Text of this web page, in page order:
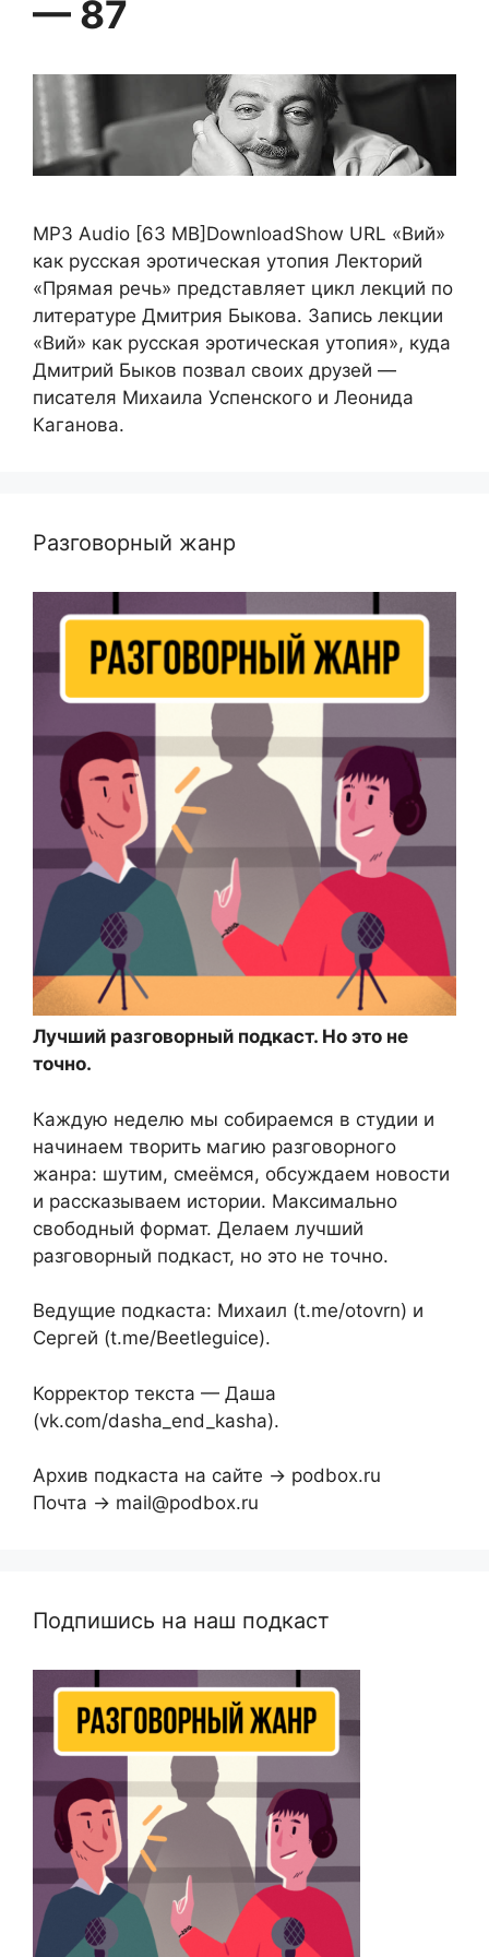
— 87
MP3 Audio [63 MB]DownloadShow URL «Вий»
как русская эротическая утопия Лекторий
«Прямая речь» представляет цикл лекций по
литературе Дмитрия Быкова. Запись лекции
«Вий» как русская эротическая утопия», куда
Дмитрий Быков позвал своих друзей —
писателя Михаила Успенского и Леонида
Каганова.
Разговорный жанр
Лучший разговорный подкаст. Но это не
точно.
Каждую неделю мы собираемся в студии и
начинаем творить магию разговорного
жанра: шутим, смеёмся, обсуждаем новости
и рассказываем истории. Максимально
свободный формат. Делаем лучший
разговорный подкаст, но это не точно.
Ведущие подкаста: Михаил (t.me/otovrn) и
Сергей (t.me/Beetleguice).
Корректор текста — Даша
(vk.com/dasha_end_kasha).
Архив подкаста на сайте → podbox.ru
Почта → mail@podbox.ru
Подпишись на наш подкаст